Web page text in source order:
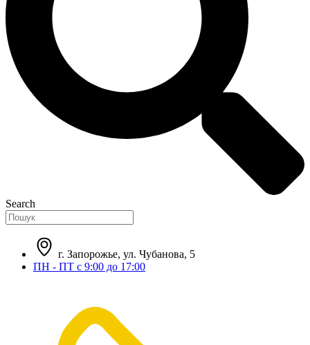
Search
г. Запорожье, ул. Чубанова, 5
ПН - ПТ с 9:00 до 17:00